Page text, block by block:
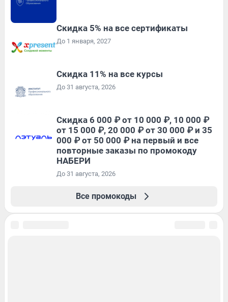
Скидка 5% на все сертификаты
До 1 января, 2027
Скидка 11% на все курсы
До 31 августа, 2026
Скидка 6 000 ₽ от 10 000 ₽, 10 000 ₽
от 15 000 ₽, 20 000 ₽ от 30 000 ₽ и 35
000 ₽ от 50 000 ₽ на первый и все
повторные заказы по промокоду
НАБЕРИ
До 31 августа, 2026
Все промокоды